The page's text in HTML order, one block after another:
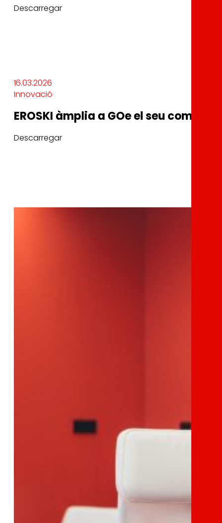
Descarregar
16.03.2026
Innovació
EROSKI àmplia a GOe el seu
Descarregar